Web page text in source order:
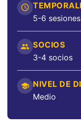
5-6 sesiones
SOCIOS
3-4 socios
NIVEL DE
Medio